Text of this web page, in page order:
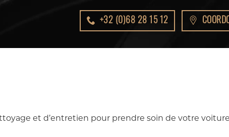
+32 (0)68 28 15 12
et d’entretien pour prendre soin de votre